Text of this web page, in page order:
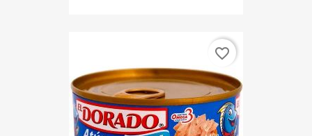
favorite_border